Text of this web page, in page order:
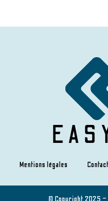
Mentions légales
© Copyright 2025